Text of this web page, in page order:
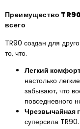
Преимущество
всего
TR90 создан для
то, что.
Легкий
настолько
забывают, что
повседневного
Чрезвычайная
суперсила